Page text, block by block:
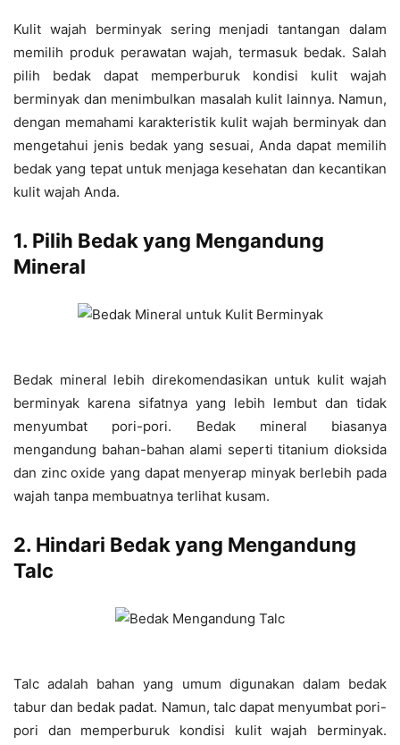
Kulit wajah berminyak sering menjadi tantangan dalam
memilih produk perawatan wajah, termasuk bedak. Salah
pilih bedak dapat memperburuk kondisi kulit wajah
berminyak dan menimbulkan masalah kulit lainnya. Namun,
dengan memahami karakteristik kulit wajah berminyak dan
mengetahui jenis bedak yang sesuai, Anda dapat memilih
bedak yang tepat untuk menjaga kesehatan dan kecantikan
kulit wajah Anda.
1. Pilih Bedak yang Mengandung
Mineral
Bedak mineral lebih direkomendasikan untuk kulit wajah
berminyak karena sifatnya yang lebih lembut dan tidak
menyumbat pori-pori. Bedak mineral biasanya
mengandung bahan-bahan alami seperti titanium dioksida
dan zinc oxide yang dapat menyerap minyak berlebih pada
wajah tanpa membuatnya terlihat kusam.
2. Hindari Bedak yang Mengandung
Talc
Talc adalah bahan yang umum digunakan dalam bedak
tabur dan bedak padat. Namun, talc dapat menyumbat pori-
pori dan memperburuk kondisi kulit wajah berminyak.